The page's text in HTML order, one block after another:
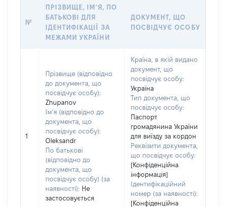
№
ПРІЗВИЩЕ, ІМ’Я, ПО
БАТЬКОВІ ДЛЯ
ІДЕНТИФІКАЦІЇ ЗА
МЕЖАМИ УКРАЇНИ
ДОКУМЕНТ, ЩО
ПОСВІДЧУЄ ОСОБУ
1
Прізвище (відповідно
до документа, що
посвідчує особу):
Zhupanov
Ім’я (відповідно до
документа, що
посвідчує особу):
Oleksandr
По батькові
(відповідно до
документа, що
посвідчує особу) (за
наявності): Не
застосовується
Країна, в якій видано
документ, що
посвідчує особу:
Україна
Тип документа, що
посвідчує особу:
Паспорт
громадянина України
для виїзду за кордон
Реквізити документа,
що посвідчує особу:
[Конфіденційна
інформація]
Ідентифікаційний
номер (за наявності):
[Конфіденційна